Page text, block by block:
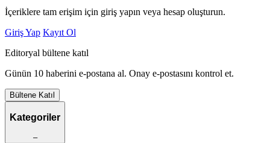
İçeriklere tam erişim için giriş yapın veya hesap oluşturun.
Giriş Yap Kayıt Ol
Editoryal bültene katıl
Günün 10 haberini e-postana al. Onay e-postasını kontrol et.
Bültene Katıl
Kategoriler
–